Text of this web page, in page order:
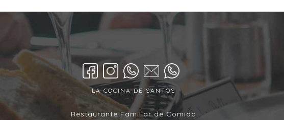
LA COCINA DE SANTOS
Restaurante Familiar de Comida